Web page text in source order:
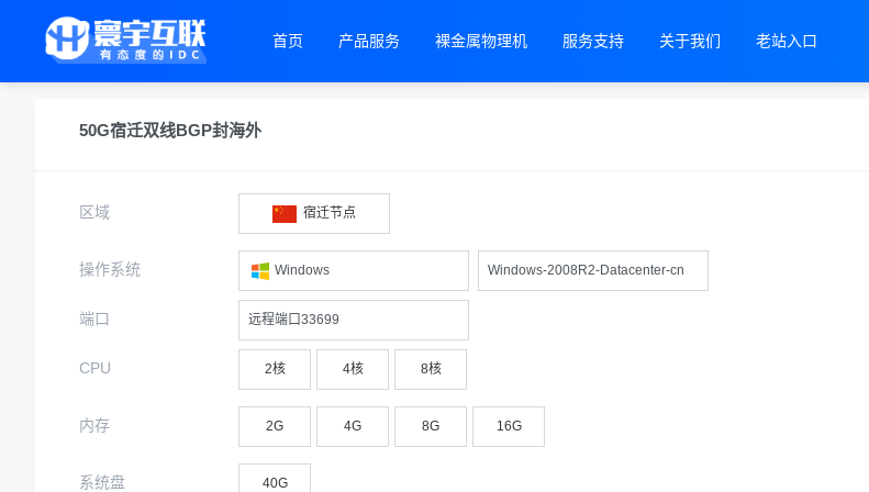
首页 产品服务 裸金属物理机 服务支持 关于我们 老站入口
50G宿迁双线BGP封海外
区域 宿迁节点
操作系统 Windows Windows-2008R2-Datacenter-cn
端口 远程端口33699
CPU 2核 4核 8核
内存 2G 4G 8G 16G
系统盘 40G